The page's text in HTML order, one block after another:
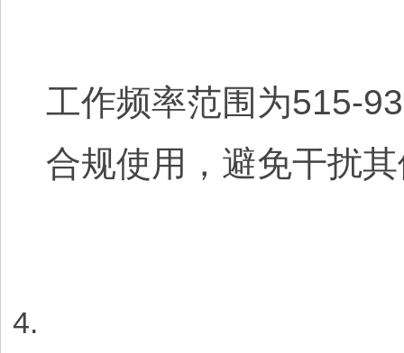
工作频率范围为515-
合规使用，避免干扰